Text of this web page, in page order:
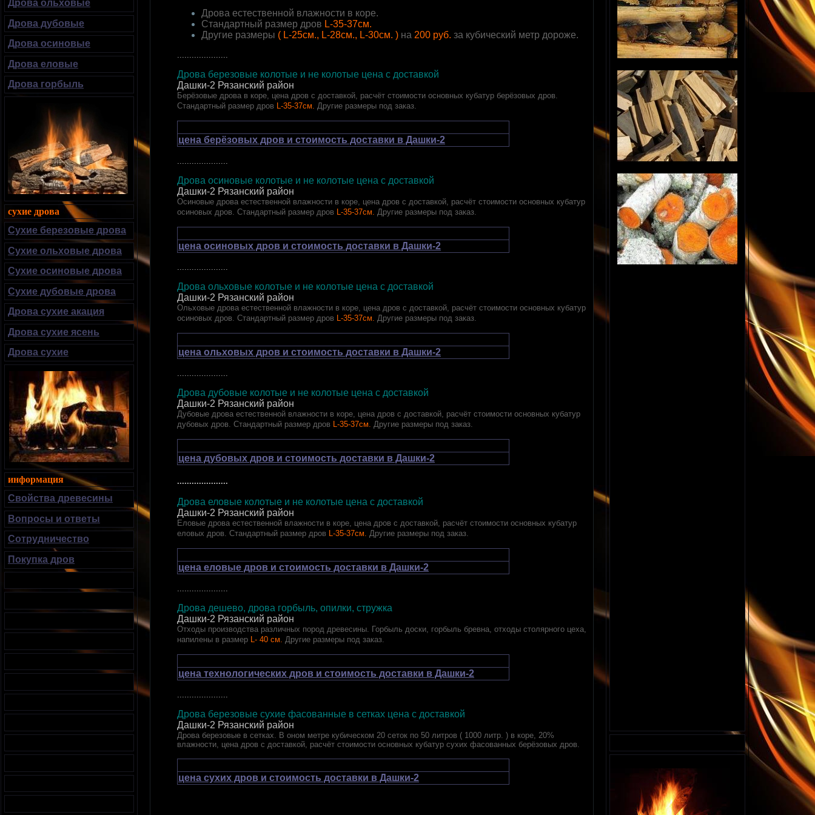
Дрова естественной влажности в коре.
Стандартный размер дров L-35-37см.
Другие размеры ( L-25см., L-28см., L-30см. ) на 200 руб. за кубический метр дороже.
Дрова березовые колотые и не колотые цена с доставкой
Дашки-2 Рязанский район
Берёзовые дрова в коре, цена дров с доставкой, расчёт стоимости основных кубатур берёзовых дров.
Стандартный размер дров
L-35-37см. Другие размеры под заказ.
цена берёзовых дров и стоимость доставки в Дашки-2
Дрова осиновые колотые и не колотые цена с доставкой
Дашки-2 Рязанский район
Осиновые дрова естественной влажности в коре, цена дров с доставкой, расчёт стоимости основных кубатур
осиновых дров. Стандартный размер дров
L-35-37см. Другие размеры под заказ.
цена осиновых дров и стоимость доставки в Дашки-2
Дрова ольховые колотые и не колотые цена с доставкой
Дашки-2 Рязанский район
Ольховые дрова естественной влажности в коре, цена дров с доставкой, расчёт стоимости основных кубатур
осиновых дров. Стандартный размер дров
L-35-37см. Другие размеры под заказ.
цена ольховых дров и стоимость доставки в Дашки-2
Дрова дубовые колотые и не колотые цена с доставкой
Дашки-2 Рязанский район
Дубовые дрова естественной влажности в коре, цена дров с доставкой, расчёт стоимости основных кубатур
дубовых дров. Стандартный размер дров
L-35-37см. Другие размеры под заказ.
цена дубовых дров и стоимость доставки в Дашки-2
.....................
Дрова еловые колотые и не колотые цена с доставкой
Дашки-2 Рязанский район
Еловые дрова естественной влажности в коре, цена дров с доставкой, расчёт стоимости основных кубатур
еловых дров. Стандартный размер дров L-35-37см. Другие размеры под заказ.
цена еловые дров и стоимость доставки в Дашки-2
.....................
Дрова дешево, дрова горбыль, опилки, стружка
Дашки-2 Рязанский район
Отходы производства различных пород древесины. Горбыль доски, горбыль бревна, отходы столярного цеха,
напилены в размер L- 40 см. Другие размеры под заказ.
цена технологических дров и стоимость доставки в Дашки-2
.....................
Дрова березовые сухие фасованные в сетках цена с доставкой
Дашки-2 Рязанский район
Дрова березовые в сетках. В оном метре кубическом 20 сеток по 50 литров ( 1000 литр. ) в коре, 20%
влажности, цена дров с доставкой, расчёт стоимости основных кубатур сухих фасованных берёзовых дров.
цена сухих дров и стоимость доставки в Дашки-2
Дрова ольховые
Дрова дубовые
Дрова осиновые
Дрова еловые
Дрова горбыль
сухие дрова
Сухие березовые дрова
Сухие ольховые дрова
Сухие осиновые дрова
Сухие дубовые дрова
Дрова сухие акация
Дрова сухие ясень
Дрова сухие
информация
Свойства древесины
Вопросы и ответы
Сотрудничество
Покупка дров